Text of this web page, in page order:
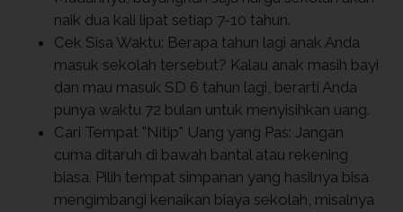
naik dua kali lipat setiap 7-10 tahun.
Cek Sisa Waktu: Berapa tahun lagi anak Anda
masuk sekolah tersebut? Kalau anak masih bayi
dan mau masuk SD 6 tahun lagi, berarti Anda
punya waktu 72 bulan untuk menyisihkan uang.
Cari Tempat "Nitip" Uang yang Pas: Jangan
cuma ditaruh di bawah bantal atau rekening
biasa. Pilih tempat simpanan yang hasilnya bisa
mengimbangi kenaikan biaya sekolah, misalnya